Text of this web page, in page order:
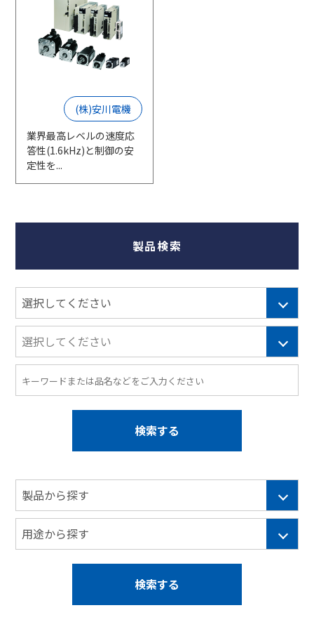
(株)安川電機
業界最高レベルの速度応
答性(1.6kHz)と制御の安
定性を...
製品検索